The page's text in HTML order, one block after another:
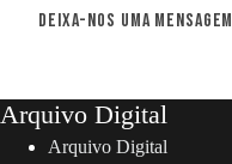
Deixa-nos uma mensagem
Arquivo Digital
Arquivo Digital